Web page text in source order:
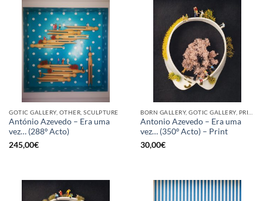
GOTIC GALLERY, OTHER, SCULPTURE
António Azevedo – Era uma
vez… (288º Acto)
245,00€
Antonio Azevedo – Era uma
vez… (350º Acto) – Print
30,00€